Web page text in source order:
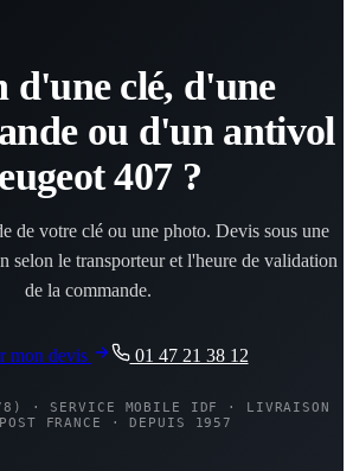
d'une clé, d'une
ou d'un antivol
407 ?
de votre clé ou une photo. Devis sous une
selon le transporteur et l'heure de validation
de la commande.
mon devis 01 47 21 38 12
· SERVICE MOBILE IDF · LIVRAISON
FRANCE · DEPUIS 1957